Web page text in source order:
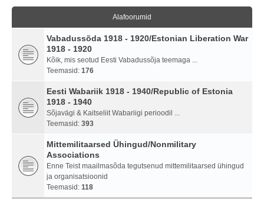
Alafoorumid
Vabadussõda 1918 - 1920/Estonian Liberation War
1918 - 1920
Kõik, mis seotud Eesti Vabadussõja teemaga ...
Teemasid: 176
Eesti Wabariik 1918 - 1940/Republic of Estonia
1918 - 1940
Sõjavägi & Kaitseliit Wabariigi perioodil ...
Teemasid: 393
Mittemilitaarsed Ühingud/Nonmilitary
Associations
Enne Teist maailmasõda tegutsenud mittemilitaarsed ühingud
ja organisatsioonid
Teemasid: 118